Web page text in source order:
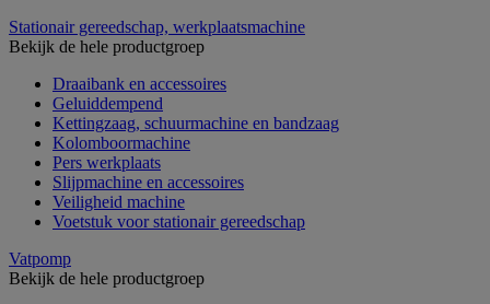
Stationair gereedschap, werkplaatsmachine
Bekijk de hele productgroep
Draaibank en accessoires
Geluiddempend
Kettingzaag, schuurmachine en bandzaag
Kolomboormachine
Pers werkplaats
Slijpmachine en accessoires
Veiligheid machine
Voetstuk voor stationair gereedschap
Vatpomp
Bekijk de hele productgroep